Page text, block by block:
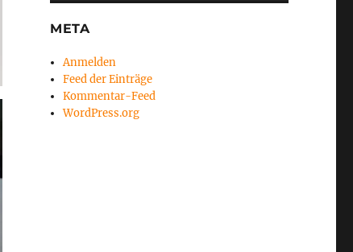
META
Anmelden
Feed der Einträge
Kommentar-Feed
WordPress.org